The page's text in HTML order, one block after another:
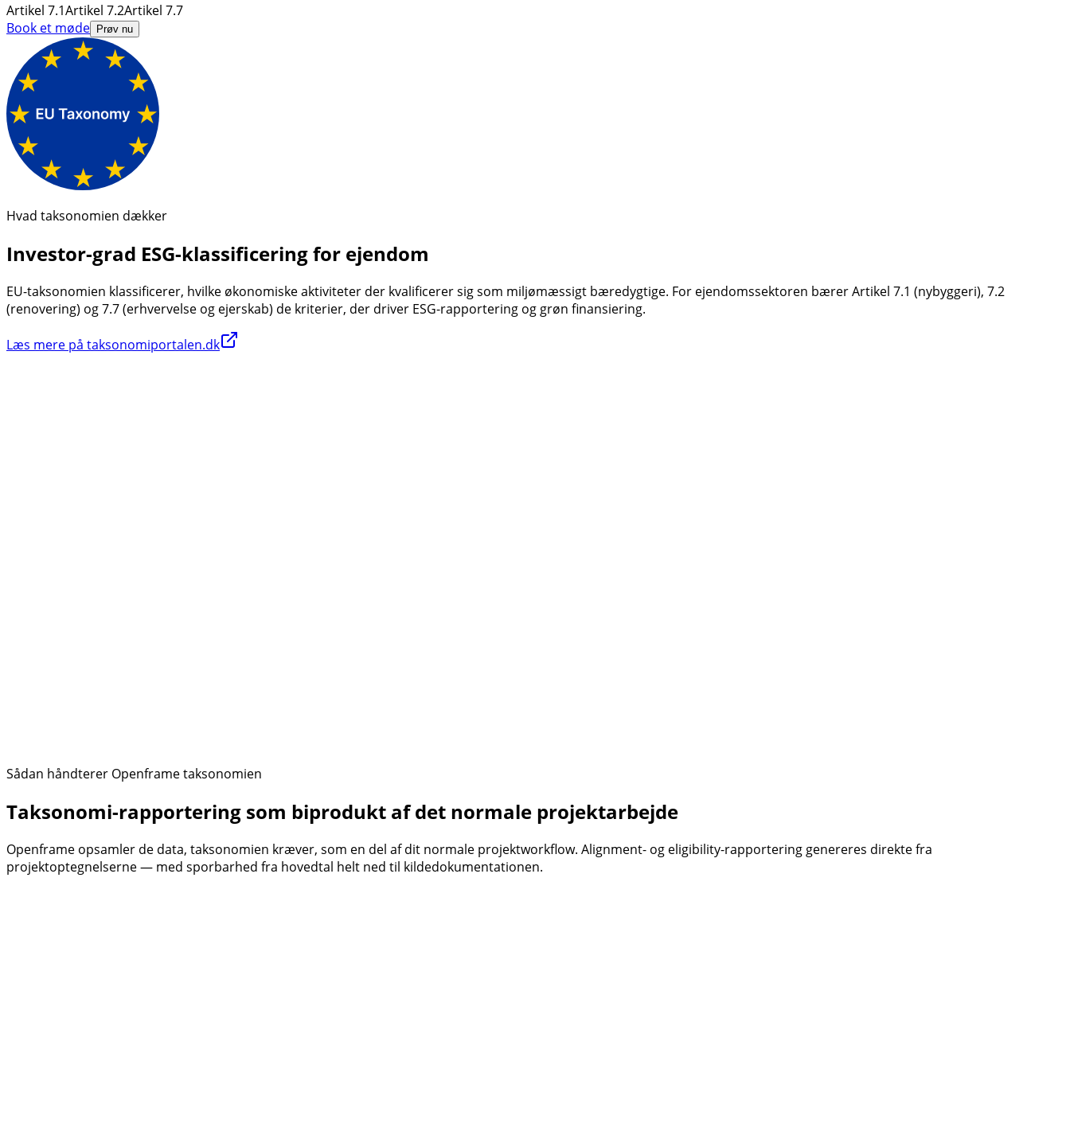
Artikel 7.1Artikel 7.2Artikel 7.7
Book et møde
Prøv nu
Hvad taksonomien dækker
Investor-grad ESG-klassificering for ejendom
EU-taksonomien klassificerer, hvilke økonomiske aktiviteter der kvalificerer sig som miljømæssigt bæredygtige. For ejendomssektoren bærer Artikel 7.1 (nybyggeri), 7.2
(renovering) og 7.7 (erhvervelse og ejerskab) de kriterier, der driver ESG-rapportering og grøn finansiering.
Læs mere på taksonomiportalen.dk
Sådan håndterer Openframe taksonomien
Taksonomi-rapportering som biprodukt af det normale projektarbejde
Openframe opsamler de data, taksonomien kræver, som en del af dit normale projektworkflow. Alignment- og eligibility-rapportering genereres direkte fra
projektoptegnelserne — med sporbarhed fra hovedtal helt ned til kildedokumentationen.